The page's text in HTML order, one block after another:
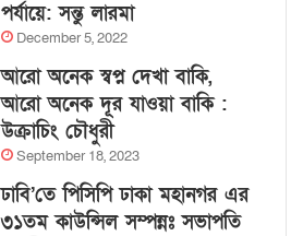
পর্যায়ে: সন্তু লারমা
December 5, 2022
আরো অনেক স্বপ্ন দেখা বাকি,
আরো অনেক দূর যাওয়া বাকি :
উক্রাচিং চৌধুরী
September 18, 2023
ঢাবি’তে পিসিপি ঢাকা মহানগর এর
৩১তম কাউন্সিল সম্পন্নঃ সভাপতি